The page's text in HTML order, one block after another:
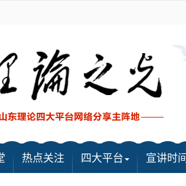
热点关注 四大平台 宣讲时间